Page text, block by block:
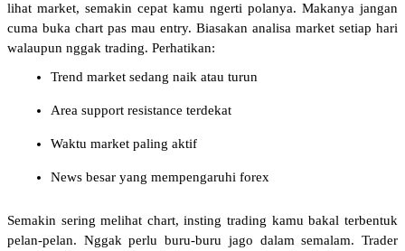
lihat market, semakin cepat kamu ngerti polanya. Makanya jangan
cuma buka chart pas mau entry. Biasakan analisa market setiap hari
walaupun nggak trading. Perhatikan:
Trend market sedang naik atau turun
Area support resistance terdekat
Waktu market paling aktif
News besar yang mempengaruhi forex
Semakin sering melihat chart, insting trading kamu bakal terbentuk
pelan-pelan. Nggak perlu buru-buru jago dalam semalam. Trader